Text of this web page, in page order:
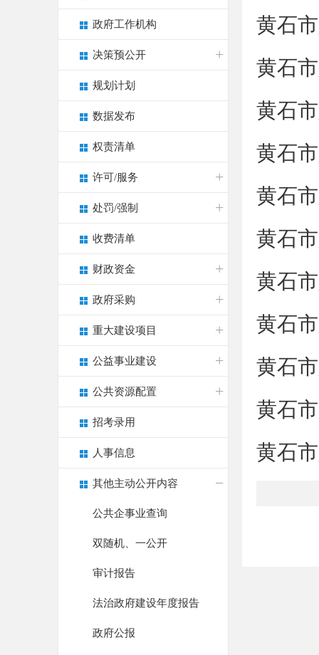
政府工作机构
决策预公开
规划计划
数据发布
权责清单
许可/服务
处罚/强制
收费清单
财政资金
政府采购
重大建设项目
公益事业建设
公共资源配置
招考录用
人事信息
其他主动公开内容
公共企事业查询
双随机、一公开
审计报告
法治政府建设年度报告
政府公报
黄石
黄石
黄石
黄石
黄石
黄石
黄石
黄石
黄石
黄石
黄石